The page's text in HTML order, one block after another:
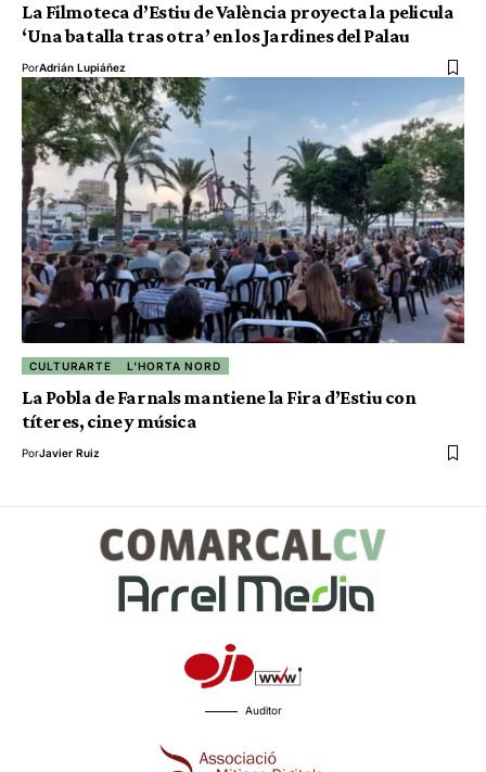
La Filmoteca d’Estiu de València proyecta la pelicula
‘Una batalla tras otra’ en los Jardines del Palau
PorAdrián Lupiáñez
CULTURARTE L'HORTA NORD
La Pobla de Farnals mantiene la Fira d’Estiu con
títeres, cine y música
PorJavier Ruiz
Auditor